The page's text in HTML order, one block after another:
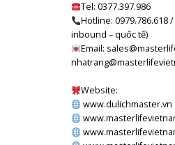
Tel: 0377.397.986
Hotline: 0979.786.618
inbound – quốc tế)
Email:
Website:
www.dulichmaster.vn